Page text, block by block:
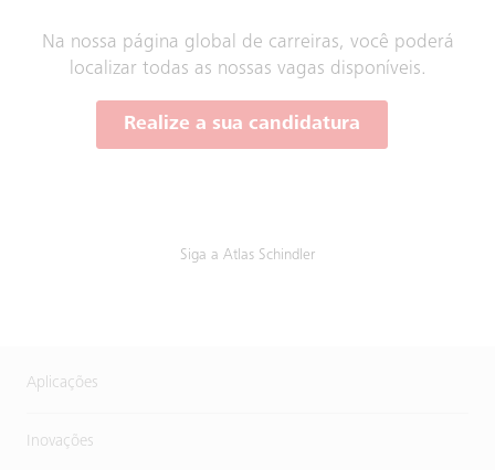
Na nossa página global de carreiras, você poderá
localizar todas as nossas vagas disponíveis.
Realize a sua candidatura
Siga a Atlas Schindler
Aplicações
Inovações